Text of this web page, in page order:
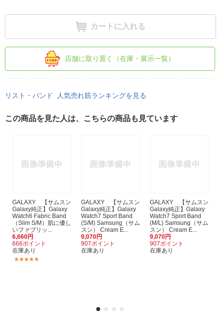
カートに入れる
店舗に取り置く（在庫・展示一覧）
リスト・バンド 人気売れ筋ランキングを見る
この商品を見た人は、こちらの商品も見ています
GALAXY 【サムスン
Galaxy純正】Galaxy
Watch6 Fabric Band
（Slim S/M）肌に優し
いファブリッ...
6,660円
666ポイント
在庫あり
GALAXY 【サムスン
Galaxy純正】Galaxy
Watch7 Sport Band
(S/M) Samsung（サム
スン） Cream E...
9,070円
907ポイント
在庫あり
GALAXY 【サムスン
Galaxy純正】Galaxy
Watch7 Sport Band
(M/L) Samsung（サム
スン） Cream E...
9,070円
907ポイント
在庫あり